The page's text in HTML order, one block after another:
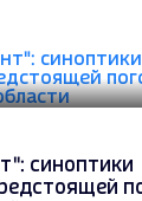
синоптики